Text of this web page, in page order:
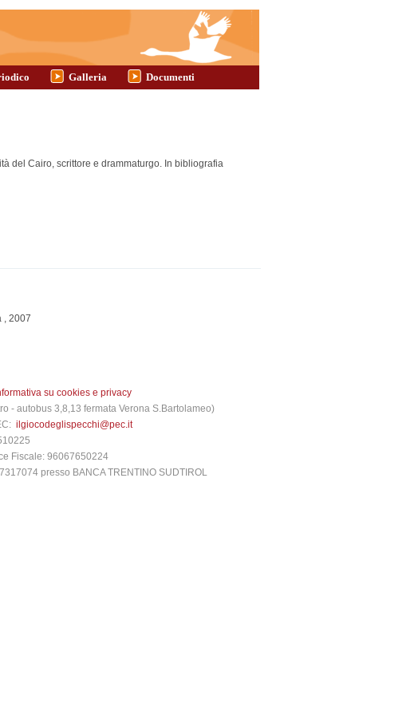
Galleria Documenti
del Cairo, scrittore e drammaturgo. In bibliografia
, 2007
su cookies e privacy
- autobus 3,8,13 fermata Verona S.Bartolameo)
ilgiocodeglispecchi@pec.it
Fiscale: 96067650224
presso BANCA TRENTINO SUDTIROL